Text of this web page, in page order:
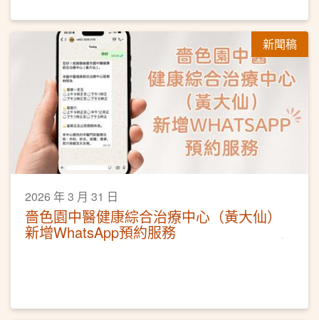
新聞稿
2026 年 3 月 31 日
嗇色園中醫健康綜合治療中心（黃大仙）
新增WhatsApp預約服務